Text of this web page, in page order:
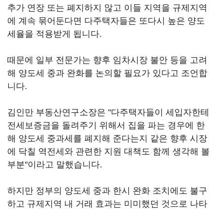
추가 연장 또는 폐지하지 않고 이들 지역을 규제지역
에 계속 묶어둔다면 다주택자들은 또다시 높은 양도
세율을 적용받게 됩니다.
때문에 일부 전문가는 향후 임차시장 불안 등을 고려
해 양도세 중과 완화를 논의할 필요가 있다고 조언합
니다.
김인만 부동산연구소장은 "다주택자들이 세입자한테
전세보증금을 돌려주기 위해서 집을 파는 경우에 한
해 양도세 중과세를 폐지해 준다는지 같은 향후 시장
에 닥칠 역전세와 관련한 지원 대책도 함께 생각해 볼
부분"이라고 말했습니다.
하지만 정부의 양도세 중과 한시 완화 조치에도 불구
하고 규제지역 내 거래 효과는 미미했던 것으로 나타